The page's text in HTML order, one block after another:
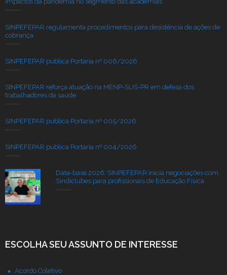
SINPEFEPAR regulamenta procedimentos para desistência de ações de
cobrança
SINPEFEPAR publica Portaria nº 006/2026
SINPEFEPAR reforça atuação na MENP-SUS-PR em defesa dos
trabalhadores da saúde
SINPEFEPAR publica Portaria nº 005/2026
SINPEFEPAR publica Portaria nº 004/2026
Data-base 2026: SINPEFEPAR inicia negociações com
Sindiclubes para profissionais de Educação Física
ESCOLHA SEU ASSUNTO DE INTERESSE
Acordo Coletivo